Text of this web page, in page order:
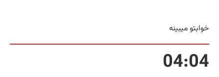
خوابتو میبینه
04:04